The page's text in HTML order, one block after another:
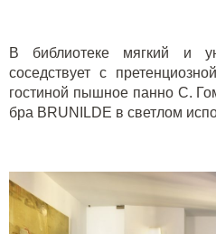
В библиотеке мягкий и
соседствует с
гостиной пышное панно С.
бра BRUNILDE в светлом